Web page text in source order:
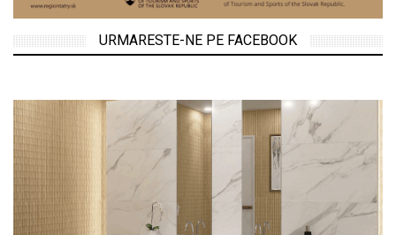
URMARESTE-NE PE FACEBOOK